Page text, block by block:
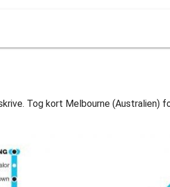
Tog kort Melbourne (Australien)